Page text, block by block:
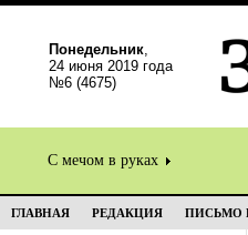
Понедельник,
24 июня 2019 года
№6 (4675)
С мечом в руках
ГЛАВНАЯ РЕДАКЦИЯ ПИСЬМО